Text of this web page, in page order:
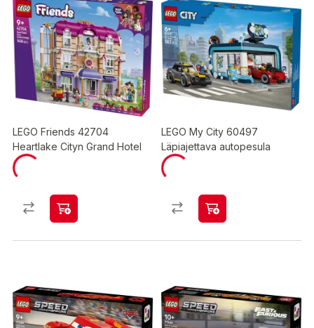
LEGO Friends 42704
Heartlake Cityn Grand Hotel
LEGO My City 60497
Läpiajettava autopesula